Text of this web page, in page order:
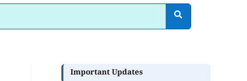
Important Updates